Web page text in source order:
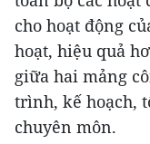
cho hoạt động
hoạt, hiệu quả
giữa hai mảng
trình, kế hoạch,
chuyên môn.